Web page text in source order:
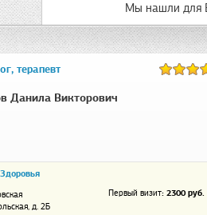
Мы нашли для
терапевт
Данила Викторович
д. 2Б
Первый визит: 2300 руб.